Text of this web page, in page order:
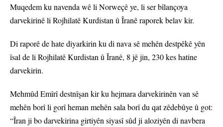
Muqedem ku navenda wê li Norweçê ye, li ser bîlançoya
darvekirinê li Rojhilatê Kurdistan û Îranê raporek belav kir.
Di raporê de hate diyarkirin ku di nava sê mehên destpêkê yên
îsal de li Rojhilatê Kurdistan û Îranê, 8 jê jin, 230 kes hatine
darvekirin.
Mehmûd Emîrî destnîşan kir ku hejmara darvekirinên van sê
mehên borî li gorî heman mehên sala borî du qat zêdebûye û got:
“Îran ji bo darvekirina girtiyên siyasî sûd ji aloziyên di navbera